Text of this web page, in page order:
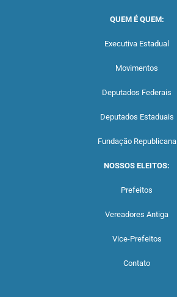
QUEM É QUEM:
Executiva Estadual
Movimentos
Deputados Federais
Deputados Estaduais
Fundação Republicana
NOSSOS ELEITOS:
Prefeitos
Vereadores Antiga
Vice-Prefeitos
Contato